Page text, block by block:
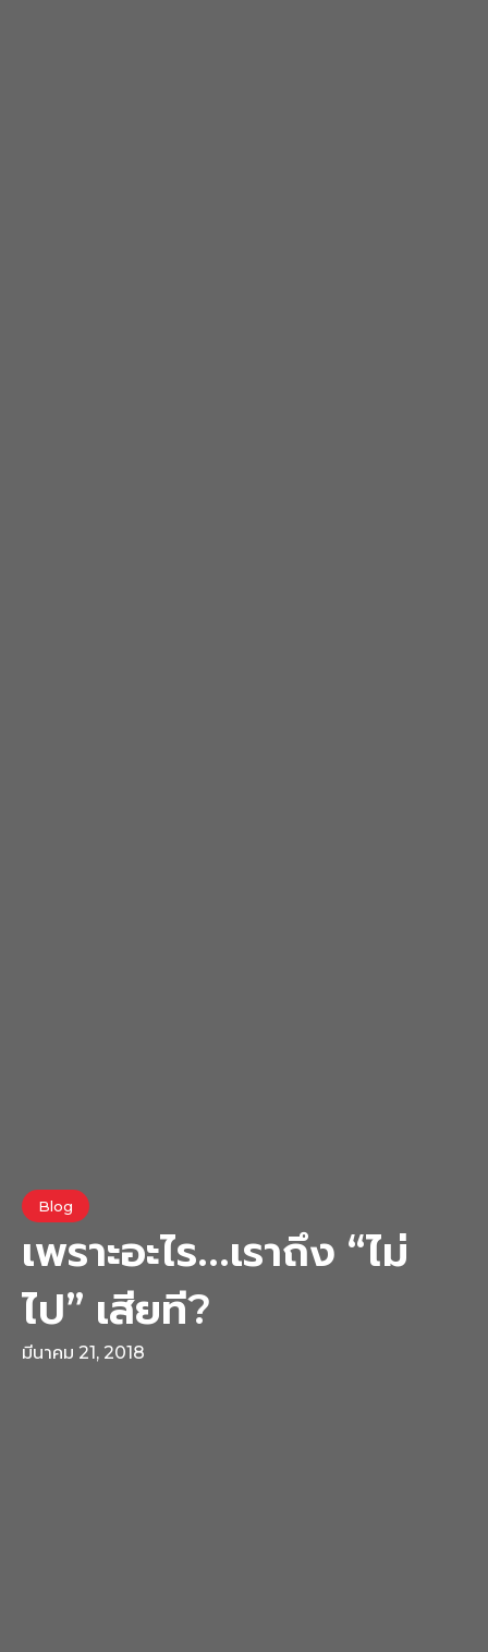
Blog
เพราะอะไร…เราถึง “ไม่
ไป” เสียที?
มีนาคม 21, 2018